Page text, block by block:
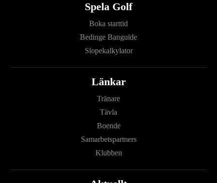
Spela Golf
Boka starttid
Bedinge Banguide
Slopekalkylator
Länkar
Tränare
Tävla
Boende
Samarbetspartners
Klubben